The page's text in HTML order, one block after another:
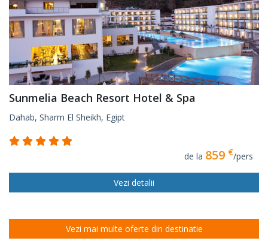
Sunmelia Beach Resort Hotel & Spa
Dahab, Sharm El Sheikh, Egipt
de la 859 €/pers
Vezi detalii
Vezi mai multe oferte din destinatie